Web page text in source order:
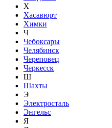
Х
Хасавюрт
Химки
Ч
Чебоксары
Челябинск
Череповец
Черкесск
Ш
Шахты
Э
Электросталь
Энгельс
Я